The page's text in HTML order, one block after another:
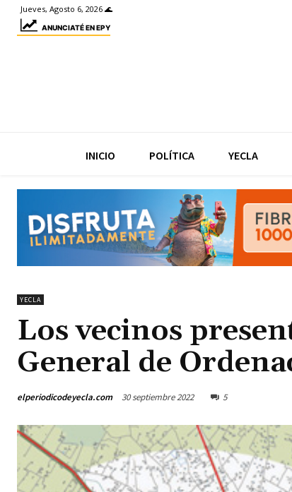
Jueves, Agosto 6, 2026 🌊
ANUNCIATÉ EN EPY
INICIO POLÍTICA YECLA
YECLA
Los vecinos
General de
elperiodicodeyecla.com 30 septiembre 2022 5